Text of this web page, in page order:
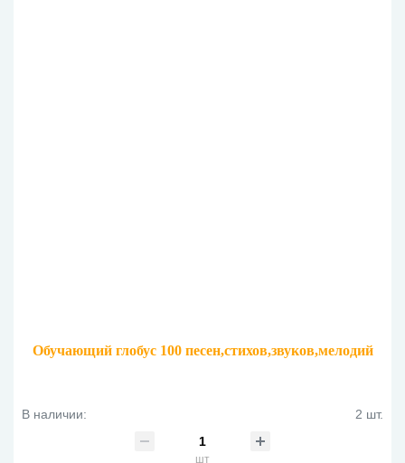
Обучающий глобус 100 песен,стихов,звуков,мелодий
В наличии: 2 шт.
шт